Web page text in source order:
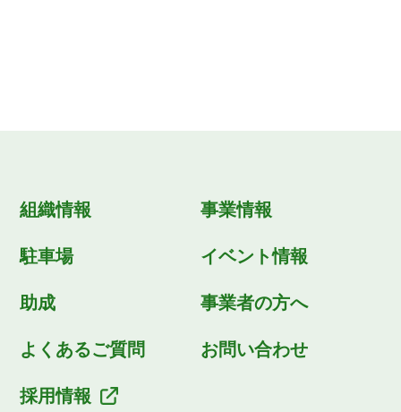
組織情報 事業情報
駐車場 イベント情報
助成 事業者の方へ
よくあるご質問 お問い合わせ
採用情報